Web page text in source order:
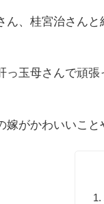
ん、桂宮治さん
っ玉母さんで頑
嫁がかわいいこ